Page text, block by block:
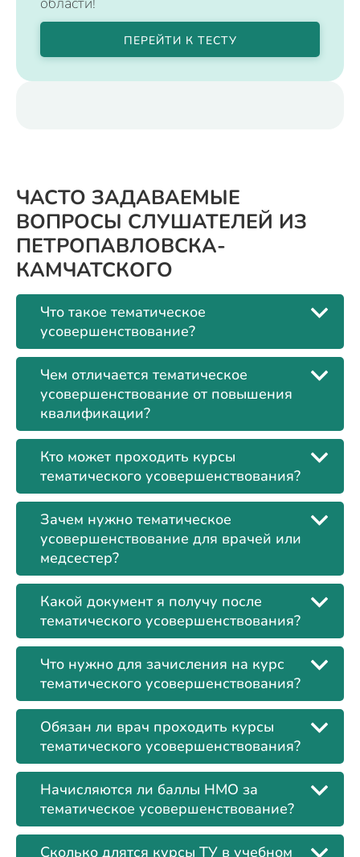
ПЕРЕЙТИ К ТЕСТУ
ЧАСТО ЗАДАВАЕМЫЕ
ВОПРОСЫ СЛУШАТЕЛЕЙ ИЗ
ПЕТРОПАВЛОВСКА-
КАМЧАТСКОГО
Что такое тематическое
усовершенствование?
Чем отличается тематическое
усовершенствование от повышения
квалификации?
Кто может проходить курсы
тематического усовершенствования?
Зачем нужно тематическое
усовершенствование для врачей или
медсестер?
Какой документ я получу после
тематического усовершенствования?
Что нужно для зачисления на курс
тематического усовершенствования?
Обязан ли врач проходить курсы
тематического усовершенствования?
Начисляются ли баллы НМО за
тематическое усовершенствование?
Сколько длятся курсы ТУ в учебном